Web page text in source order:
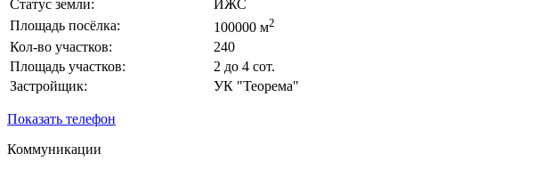
Статус земли:
ИЖС
Площадь посёлка:
100000 м2
Кол-во участков:
240
Площадь участков:
2 до 4 сот.
Застройщик:
УК "Теорема"
Показать телефон
Коммуникации